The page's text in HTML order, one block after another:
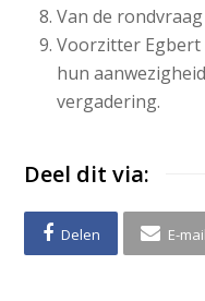
Van de
Voorzitter Egbert
hun
vergadering.
Deel dit via:
Delen E-mail